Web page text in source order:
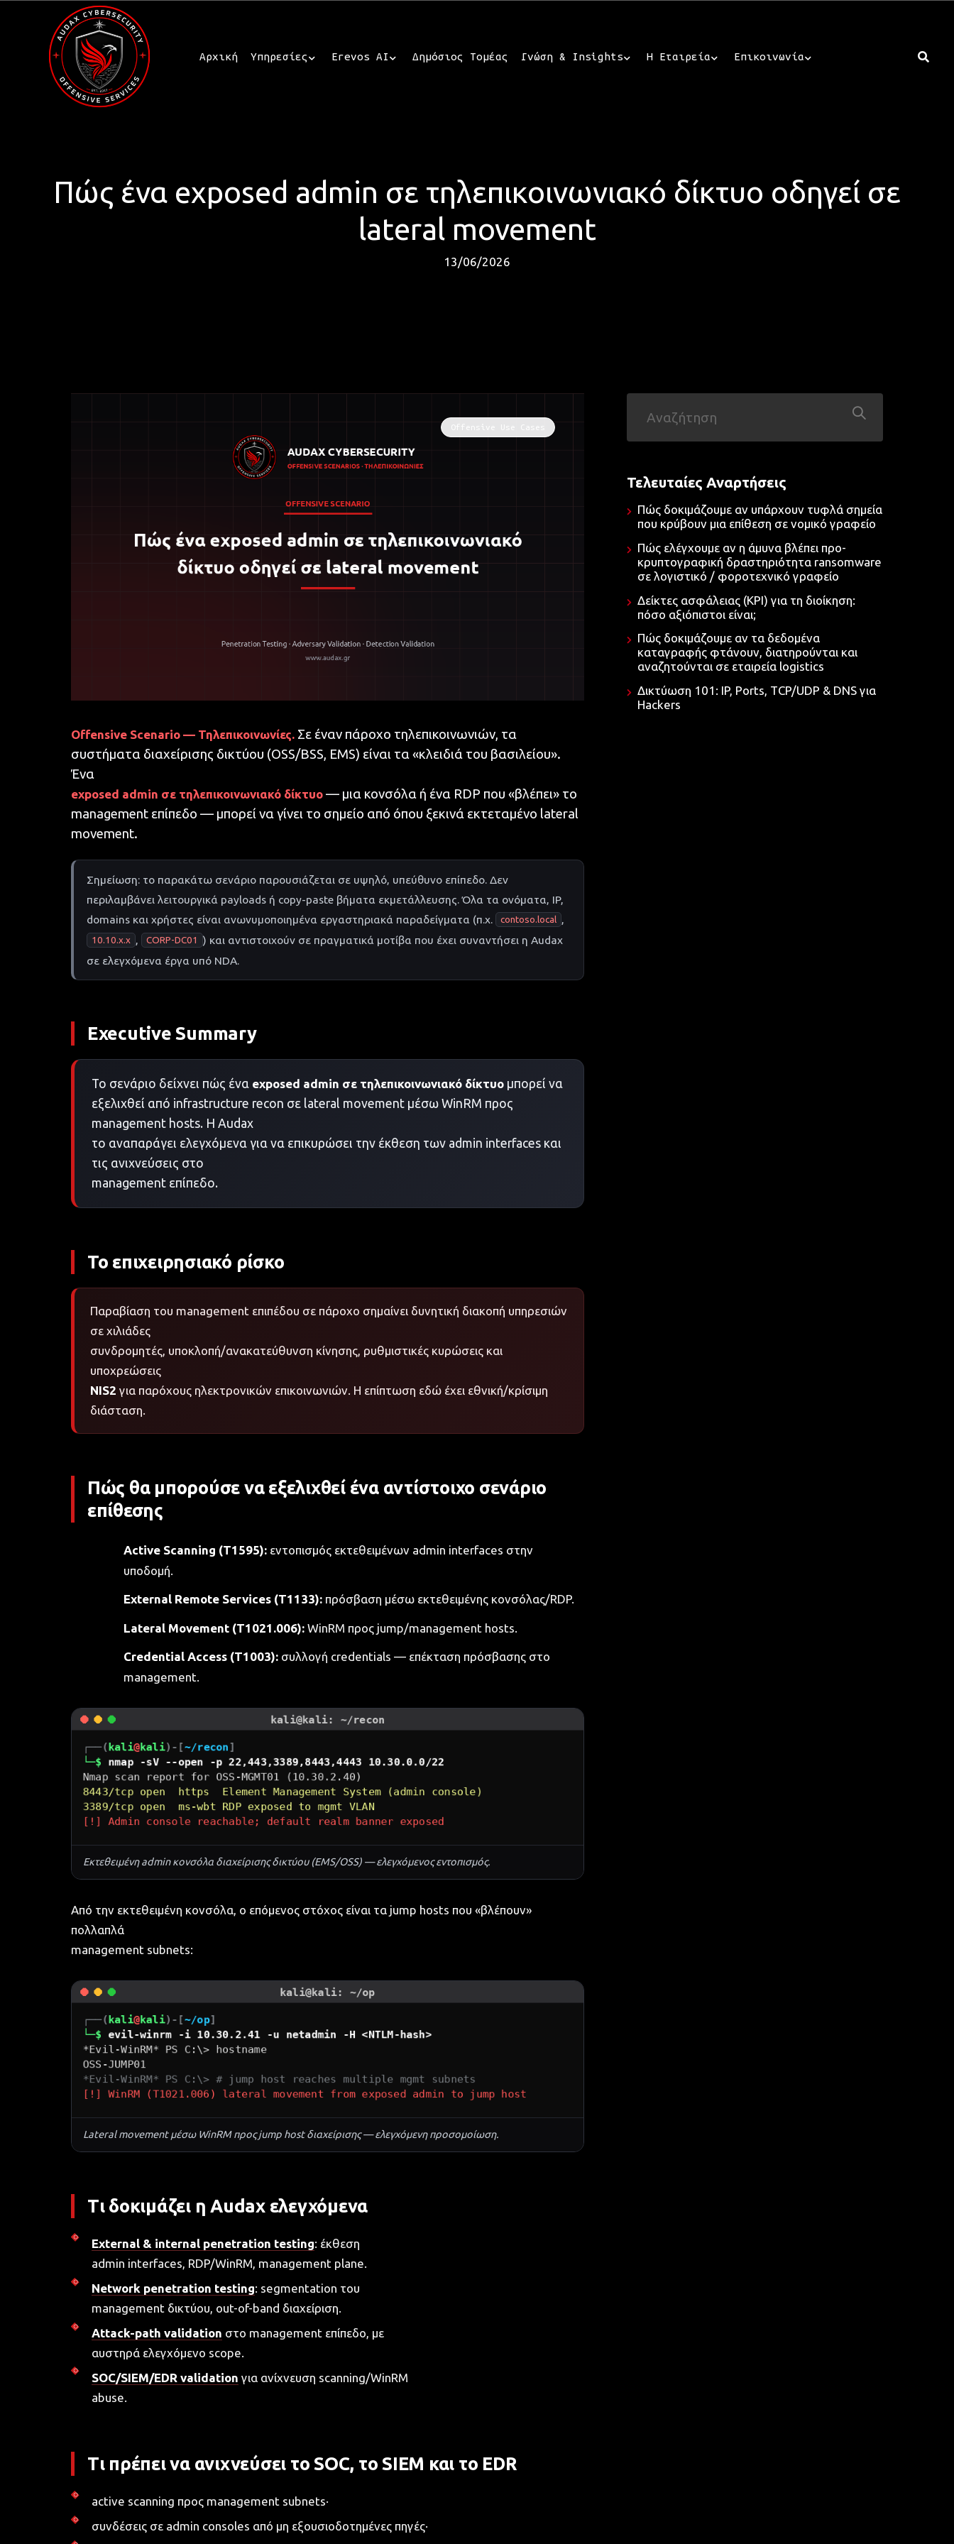
Αρχική Υπηρεσίες Erevos AI Δημόσιος Τομέας Γνώση & Insights Η Εταιρεία Επικοινωνία
Πώς ένα exposed admin σε τηλεπικοινωνιακό δίκτυο οδηγεί σε
lateral movement
13/06/2026
Offensive Use Cases
Offensive Scenario — Τηλεπικοινωνίες. Σε έναν πάροχο τηλεπικοινωνιών, τα
συστήματα διαχείρισης δικτύου (OSS/BSS, EMS) είναι τα «κλειδιά του βασιλείου».
Ένα
exposed admin σε τηλεπικοινωνιακό δίκτυο — μια κονσόλα ή ένα RDP που «βλέπει» το
management επίπεδο — μπορεί να γίνει το σημείο από όπου ξεκινά εκτεταμένο lateral
movement.
Σημείωση: το παρακάτω σενάριο παρουσιάζεται σε υψηλό, υπεύθυνο επίπεδο. Δεν
περιλαμβάνει λειτουργικά payloads ή copy-paste βήματα εκμετάλλευσης. Όλα τα ονόματα, IP,
domains και χρήστες είναι ανωνυμοποιημένα εργαστηριακά παραδείγματα (π.χ.
contoso.local ,
10.10.x.x , CORP-DC01
) και αντιστοιχούν σε πραγματικά μοτίβα που έχει συναντήσει η Audax
σε ελεγχόμενα έργα υπό NDA.
Executive Summary
Το σενάριο δείχνει πώς ένα exposed admin σε τηλεπικοινωνιακό δίκτυο μπορεί να
εξελιχθεί από infrastructure recon σε lateral movement μέσω WinRM προς
management hosts. Η Audax
το αναπαράγει ελεγχόμενα για να επικυρώσει την έκθεση των admin interfaces και
τις ανιχνεύσεις στο
management επίπεδο.
Το επιχειρησιακό ρίσκο
Παραβίαση του management επιπέδου σε πάροχο σημαίνει δυνητική διακοπή υπηρεσιών
σε χιλιάδες
συνδρομητές, υποκλοπή/ανακατεύθυνση κίνησης, ρυθμιστικές κυρώσεις και
υποχρεώσεις
NIS2 για παρόχους ηλεκτρονικών επικοινωνιών. Η επίπτωση εδώ έχει εθνική/κρίσιμη
διάσταση.
Πώς θα μπορούσε να εξελιχθεί ένα αντίστοιχο σενάριο
επίθεσης
Active Scanning (T1595): εντοπισμός εκτεθειμένων admin interfaces στην
υποδομή.
External Remote Services (T1133): πρόσβαση μέσω εκτεθειμένης κονσόλας/RDP.
Lateral Movement (T1021.006): WinRM προς jump/management hosts.
Credential Access (T1003): συλλογή credentials — επέκταση πρόσβασης στο
management.
Εκτεθειμένη admin κονσόλα διαχείρισης δικτύου (EMS/OSS) — ελεγχόμενος εντοπισμός.
Από την εκτεθειμένη κονσόλα, ο επόμενος στόχος είναι τα jump hosts που «βλέπουν»
πολλαπλά
management subnets:
Lateral movement μέσω WinRM προς jump host διαχείρισης — ελεγχόμενη προσομοίωση.
Τι δοκιμάζει η Audax ελεγχόμενα
External & internal penetration testing: έκθεση
admin interfaces, RDP/WinRM, management plane.
Network penetration testing: segmentation του
management δικτύου, out-of-band διαχείριση.
Attack-path validation στο management επίπεδο, με
αυστηρά ελεγχόμενο scope.
SOC/SIEM/EDR validation για ανίχνευση scanning/WinRM
abuse.
Τι πρέπει να ανιχνεύσει το SOC, το SIEM και το EDR
active scanning προς management subnets·
συνδέσεις σε admin consoles από μη εξουσιοδοτημένες πηγές·
Τελευταίες Αναρτήσεις
Πώς δοκιμάζουμε αν υπάρχουν τυφλά σημεία
που κρύβουν μια επίθεση σε νομικό γραφείο
Πώς ελέγχουμε αν η άμυνα βλέπει προ-
κρυπτογραφική δραστηριότητα ransomware
σε λογιστικό / φοροτεχνικό γραφείο
Δείκτες ασφάλειας (KPI) για τη διοίκηση:
πόσο αξιόπιστοι είναι;
Πώς δοκιμάζουμε αν τα δεδομένα
καταγραφής φτάνουν, διατηρούνται και
αναζητούνται σε εταιρεία logistics
Δικτύωση 101: IP, Ports, TCP/UDP & DNS για
Hackers